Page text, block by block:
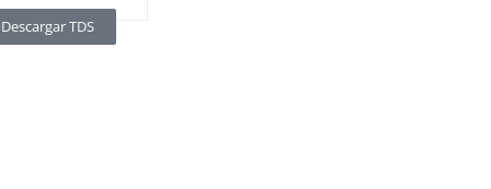
Descargar TDS